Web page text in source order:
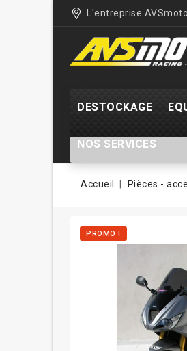
L'entreprise AVSmoto
DESTOCKAGE
NOS SERVICES
Accueil Pièces -
PROMO !